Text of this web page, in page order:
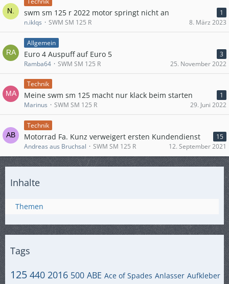
swm sm 125 r 2022 motor springt nicht an
1
n.iklqs
SWM SM 125 R 8. März 2023
Allgemein
Euro 4 Auspuff auf Euro 5
3
Ramba64
SWM SM 125 R 25. November 2022
Technik
Meine swm sm 125 macht nur klack beim starten
1
Marinus
SWM SM 125 R 29. Juni 2022
Technik
Motorrad Fa. Kunz verweigert ersten Kundendienst
15
Andreas aus Bruchsal
SWM SM 125 R 12. September 2021
Inhalte
Themen
Tags
125 440 2016 500 ABE Ace of Spades Anlasser Aufkleber